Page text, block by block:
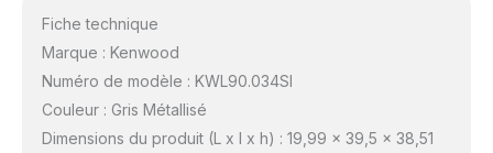
Fiche technique
Marque : Kenwood
Numéro de modèle : KWL90.034SI
Couleur : Gris Métallisé
Dimensions du produit (L x l x h) : 19,99 x 39,5 x 38,51